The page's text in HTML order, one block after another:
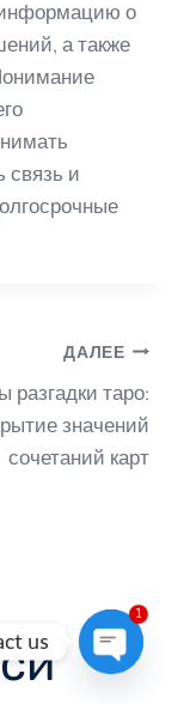
о
а также
связь и
ДАЛЕЕ
разгадки таро:
значений
сочетаний карт
us
1